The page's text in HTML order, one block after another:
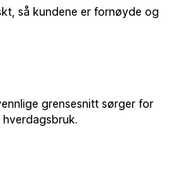
så kundene er fornøyde og
grensesnitt sørger for